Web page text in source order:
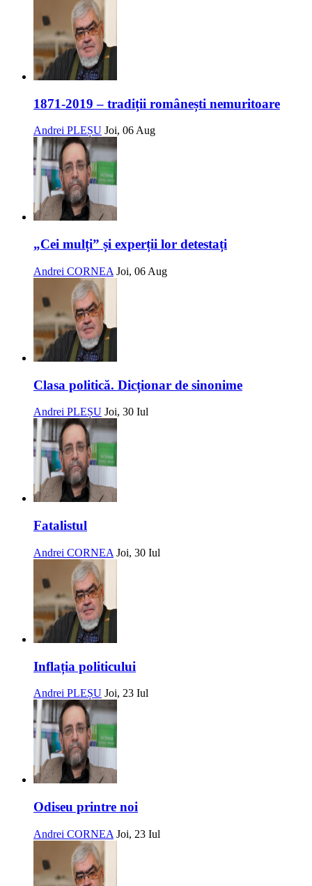
1871-2019 – tradiții românești nemuritoare
Andrei PLEȘU Joi, 06 Aug
„Cei mulți” și experții lor detestați
Andrei CORNEA Joi, 06 Aug
Clasa politică. Dicționar de sinonime
Andrei PLEȘU Joi, 30 Iul
Fatalistul
Andrei CORNEA Joi, 30 Iul
Inflația politicului
Andrei PLEȘU Joi, 23 Iul
Odiseu printre noi
Andrei CORNEA Joi, 23 Iul